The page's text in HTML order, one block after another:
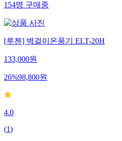
154명구매중
[루첸] 벽걸이온풍기 ELT-20H
133,000원
26%98,800원
4.0
(1)